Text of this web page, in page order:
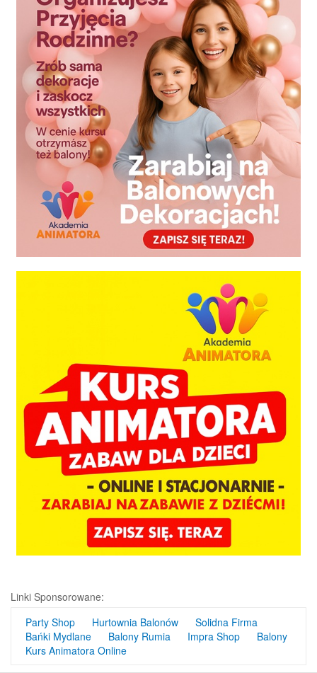
Linki Sponsorowane:
Party Shop
Hurtownia Balonów
Solidna Firma
Bańki Mydlane
Balony Rumia Impra Shop
Balony
Kurs Animatora Online